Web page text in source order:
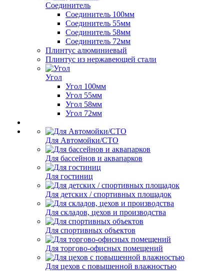
Соединитель
Соединитель 100мм
Соединитель 55мм
Соединитель 58мм
Соединитель 72мм
Плинтус алюминиевый
Плинтус из нержавеющей стали
Угол
Угол 100мм
Угол 55мм
Угол 58мм
Угол 72мм
Для Автомойки/СТО
Для бассейнов и аквапарков
Для гостиниц
Для детских / спортивных площадок
Для складов, цехов и производства
Для спортивных объектов
Для торгово-офисных помещений
Для цехов с повышенной влажностью